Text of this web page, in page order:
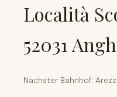
Località
52031
Nächster Bahnhof: